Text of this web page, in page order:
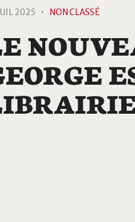
2025 • NON CLASSÉ